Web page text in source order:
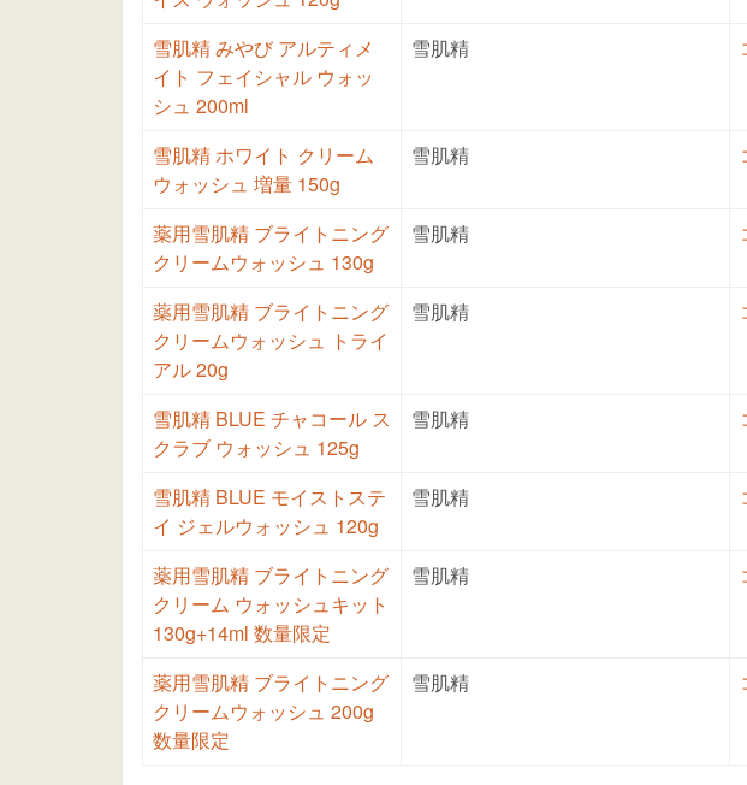
雪肌精 みやび アルティメ
イト フェイシャル ウォッ
シュ 200ml
雪肌精
雪肌精 ホワイト クリーム
ウォッシュ 増量 150g
雪肌精
薬用雪肌精 ブライトニング
クリームウォッシュ 130g
雪肌精
薬用雪肌精 ブライトニング
クリームウォッシュ トライ
アル 20g
雪肌精
雪肌精 BLUE チャコール ス
クラブ ウォッシュ 125g
雪肌精
雪肌精 BLUE モイストステ
イ ジェルウォッシュ 120g
雪肌精
薬用雪肌精 ブライトニング
クリーム ウォッシュキット
130g+14ml 数量限定
雪肌精
薬用雪肌精 ブライトニング
クリームウォッシュ 200g
数量限定
雪肌精